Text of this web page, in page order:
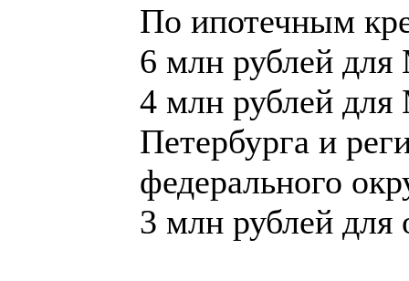
По ипотечным
6 млн рублей
4 млн рублей для
Петербурга и
федерального
3 млн рублей для